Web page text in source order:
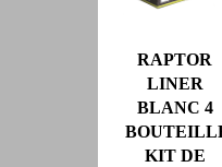
RAPTOR
LINER
BLANC 4
KIT DE